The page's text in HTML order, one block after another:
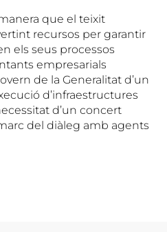
que el teixit
recursos per garantir
els seus processos
empresarials
de la Generalitat d’un
d’infraestructures
d’un concert
del diàleg amb agents